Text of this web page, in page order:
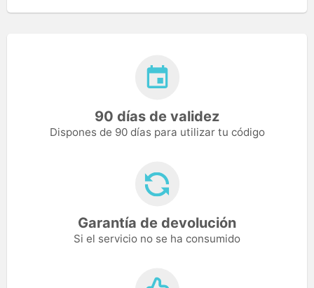
90 días de validez
Dispones de 90 días para utilizar tu código
Garantía de devolución
Si el servicio no se ha consumido